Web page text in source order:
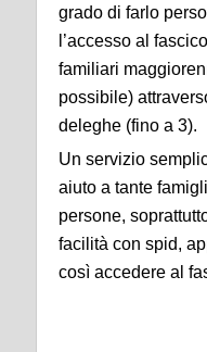
grado di farlo
l’accesso al
familiari
possibile)
deleghe (fino a 3).
Un servizio
aiuto a tante
persone,
facilità con spid,
così accedere al